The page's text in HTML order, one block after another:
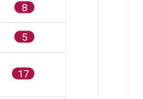
8
5
17